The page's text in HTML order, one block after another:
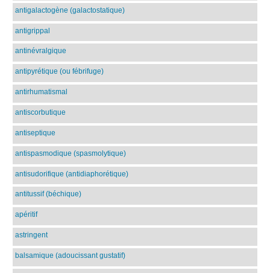
antigalactogène (galactostatique)
antigrippal
antinévralgique
antipyrétique (ou fébrifuge)
antirhumatismal
antiscorbutique
antiseptique
antispasmodique (spasmolytique)
antisudorifique (antidiaphorétique)
antitussif (béchique)
apéritif
astringent
balsamique (adoucissant gustatif)